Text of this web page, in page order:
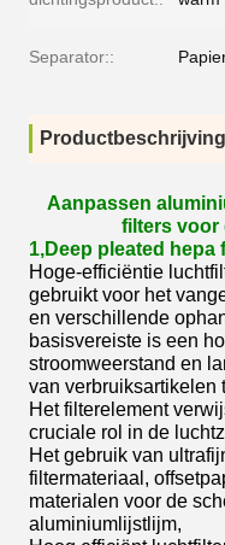
Separator::
Productbeschrijving
Aanpassen
filters voor
1,Deep pleated
Hoge-efficiëntie
gebruikt voor het
en verschillende
basisvereiste is een
stroomweerstand en
van verbruiksartikelen
Het filterelement
cruciale rol in de
Het gebruik van
filtermateriaal,
materialen voor de
aluminiumlijstlijm,